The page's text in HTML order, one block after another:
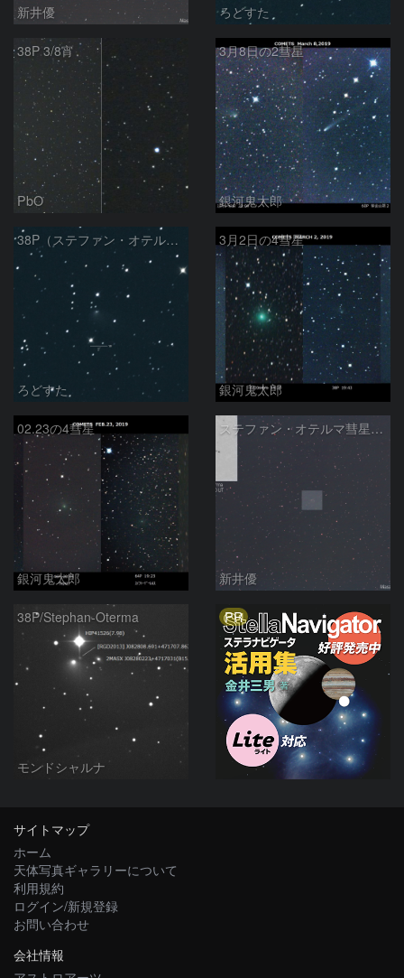
新井優 ろどすた
38P 3/8宵
PbO
3月8日の2彗星
銀河鬼太郎
38P（ステファン・オテルマ彗星）
ろどすた
3月2日の4彗星
銀河鬼太郎
02.23の4彗星
銀河鬼太郎
ステファン・オテルマ彗星：2019/02/13
新井優
38P/Stephan-Oterma
モンドシャルナ
PR
サイトマップ
ホーム
天体写真ギャラリーについて
利用規約
ログイン/新規登録
お問い合わせ
会社情報